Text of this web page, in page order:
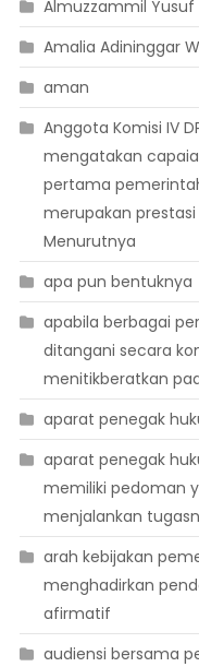
Almuzzammil Yusuf
Amalia Adininggar
aman
Anggota Komisi IV
mengatakan
pertama
merupakan
Menurutnya
apa pun bentuknya
apabila berbagai
ditangani secara
menitikberatkan
aparat penegak
aparat penegak
memiliki pedoman
menjalankan
arah kebijakan
menghadirkan
afirmatif
audiensi bersama